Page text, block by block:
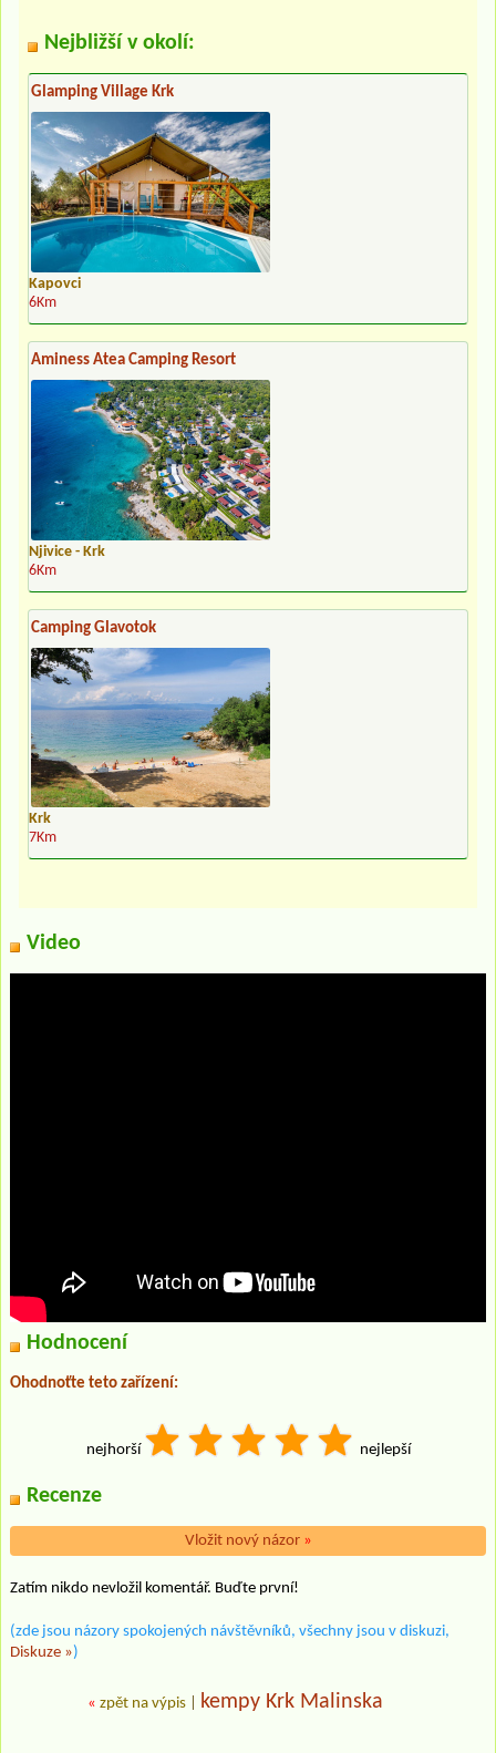
Nejbližší v okolí:
Glamping Village Krk
Kapovci
6Km
Aminess Atea Camping Resort
Njivice - Krk
6Km
Camping Glavotok
Krk
7Km
Video
Hodnocení
Ohodnoťte teto zařízení:
nejhorší nejlepší
Recenze
Vložit nový názor »
Zatím nikdo nevložil komentář. Buďte první!
(zde jsou názory spokojených návštěvníků, všechny jsou v diskuzi,
Diskuze »)
« zpět na výpis kempy Krk Malinska